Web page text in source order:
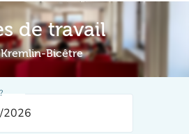
de travail
Bicêtre